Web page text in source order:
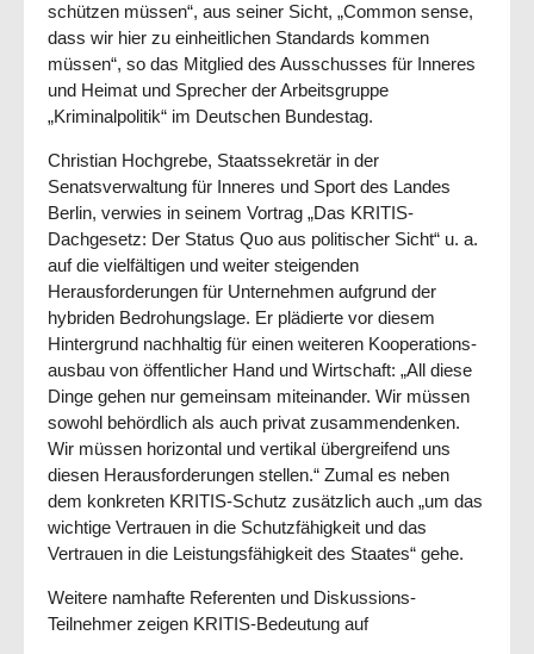
schützen müssen“, aus seiner Sicht, „Common sense,
dass wir hier zu ein­heit­lichen Standards kommen
müssen“, so das Mit­glied des Ausschusses für Inneres
und Heimat und Sprecher der Arbeitsgruppe
„Kriminalpolitik“ im Deutschen Bundestag.
Christian Hochgrebe, Staatssekretär in der
Senatsverwaltung für Inneres und Sport des Landes
Berlin, verwies in seinem Vortrag „Das KRITIS-
Dachgesetz: Der Status Quo aus politischer Sicht“ u. a.
auf die vielfältigen und weiter steigenden
Herausforderungen für Unternehmen aufgrund der
hybriden Bedrohungslage. Er plädierte vor diesem
Hintergrund nachhaltig für einen weiteren Koope­rations­
aus­bau von öffentlicher Hand und Wirtschaft: „All diese
Dinge gehen nur gemeinsam mit­ein­ander. Wir müssen
sowohl behördlich als auch privat zusammendenken.
Wir müssen horizontal und vertikal übergreifend uns
diesen Herausforderungen stellen.“ Zumal es neben
dem konkreten KRITIS-Schutz zusätzlich auch „um das
wichtige Ver­trau­en in die Schutzfähigkeit und das
Vertrauen in die Leistungsfähigkeit des Staates“ gehe.
Weitere namhafte Referenten und Diskussions-
Teilnehmer zeigen KRITIS-Bedeutung auf